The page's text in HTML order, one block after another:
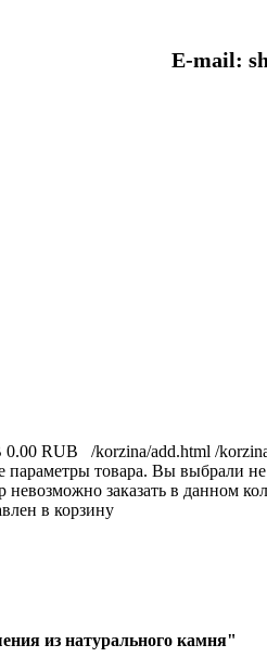
E-mail:
0.00 RUB /korzina/add.html /
параметры товара. Вы выбрали не
невозможно заказать в данном
в корзину
из натурального камня"